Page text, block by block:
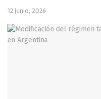
12 junio, 2026